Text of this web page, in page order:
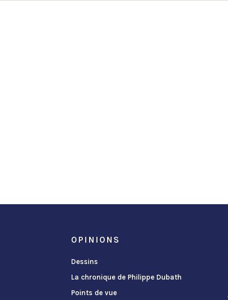
OPINIONS
Dessins
La chronique de Philippe Dubath
Points de vue